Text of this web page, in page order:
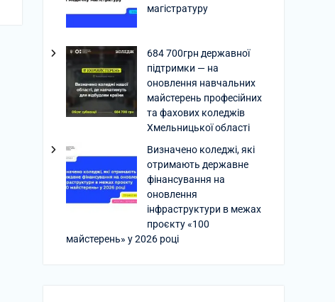
магістратуру
684 700грн державної
підтримки — на
оновлення навчальних
майстерень професійних
та фахових коледжів
Хмельницької області
Визначено коледжі, які
отримають державне
фінансування на
оновлення
інфраструктури в межах
проєкту «100
майстерень» у 2026 році